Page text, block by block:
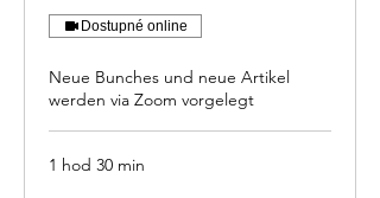
Dostupné online
Neue Bunches und neue Artikel
werden via Zoom vorgelegt
1 hod 30 min